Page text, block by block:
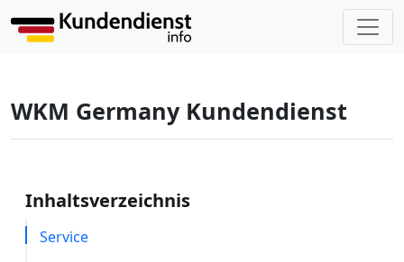
WKM Germany Kundendienst
Inhaltsverzeichnis
Service